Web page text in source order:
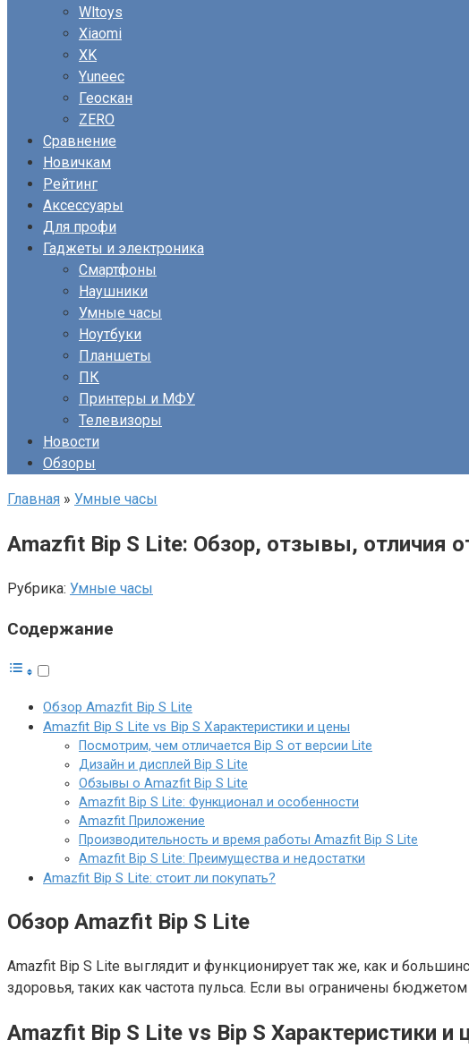
Wltoys
Xiaomi
XK
Yuneec
Геоскан
ZERO
Сравнение
Новичкам
Рейтинг
Аксессуары
Для профи
Гаджеты и электроника
Смартфоны
Наушники
Умные часы
Ноутбуки
Планшеты
ПК
Принтеры и МФУ
Телевизоры
Новости
Обзоры
Главная » Умные часы
Amazfit Bip S Lite: Обзор, отзывы, отличия
Рубрика: Умные часы
Содержание
Обзор Amazfit Bip S Lite
Amazfit Bip S Lite vs Bip S Характеристики и цены
Посмотрим, чем отличается Bip S от версии Lite
Дизайн и дисплей Bip S Lite
Обзывы о Amazfit Bip S Lite
Amazfit Bip S Lite: Функционал и особенности
Amazfit Приложение
Производительность и время работы Amazfit Bip S Lite
Amazfit Bip S Lite: Преимущества и недостатки
Amazfit Bip S Lite: стоит ли покупать?
Обзор Amazfit Bip S Lite
Amazfit Bip S Lite выглядит и функционирует так же, как и
здоровья, таких как частота пульса. Если вы ограничены
Amazfit Bip S Lite vs Bip S Характеристики и